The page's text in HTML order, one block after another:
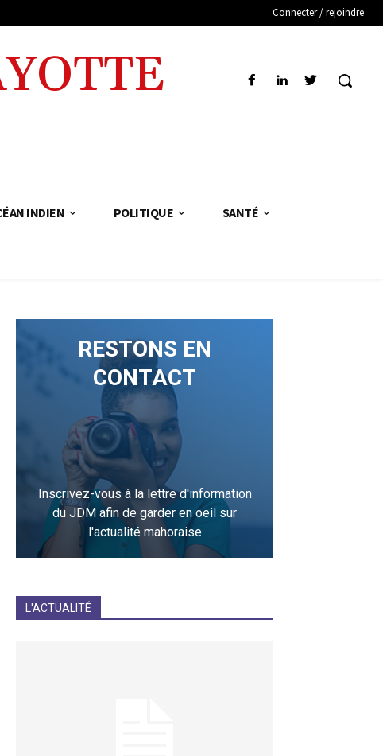
Connecter / rejoindre
INDIEN POLITIQUE SANTÉ
RESTONS EN
CONTACT
Inscrivez-vous à la lettre d'information
du JDM afin de garder en oeil sur
l'actualité mahoraise
L'ACTUALITÉ